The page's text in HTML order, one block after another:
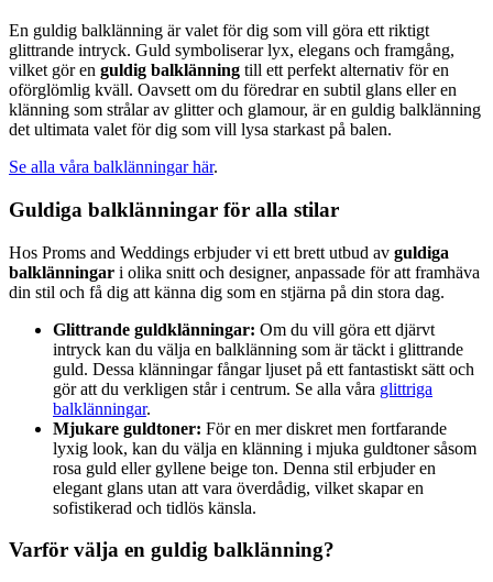
En guldig balklänning är valet för dig som vill göra ett riktigt
glittrande intryck. Guld symboliserar lyx, elegans och framgång,
vilket gör en guldig balklänning till ett perfekt alternativ för en
oförglömlig kväll. Oavsett om du föredrar en subtil glans eller en
klänning som strålar av glitter och glamour, är en guldig balklänning
det ultimata valet för dig som vill lysa starkast på balen.
Se alla våra balklänningar här.
Guldiga balklänningar för alla stilar
Hos Proms and Weddings erbjuder vi ett brett utbud av guldiga
balklänningar i olika snitt och designer, anpassade för att framhäva
din stil och få dig att känna dig som en stjärna på din stora dag.
Glittrande guldklänningar: Om du vill göra ett djärvt
intryck kan du välja en balklänning som är täckt i glittrande
guld. Dessa klänningar fångar ljuset på ett fantastiskt sätt och
gör att du verkligen står i centrum. Se alla våra glittriga
balklänningar.
Mjukare guldtoner: För en mer diskret men fortfarande
lyxig look, kan du välja en klänning i mjuka guldtoner såsom
rosa guld eller gyllene beige ton. Denna stil erbjuder en
elegant glans utan att vara överdådig, vilket skapar en
sofistikerad och tidlös känsla.
Varför välja en guldig balklänning?